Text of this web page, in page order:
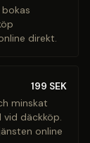
direkt.
199 SEK
minskat
vid däckköp.
online